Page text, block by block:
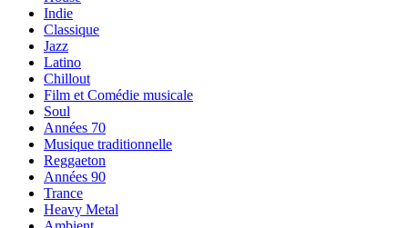
Indie
Classique
Jazz
Latino
Chillout
Film et Comédie musicale
Soul
Années 70
Musique traditionnelle
Reggaeton
Années 90
Trance
Heavy Metal